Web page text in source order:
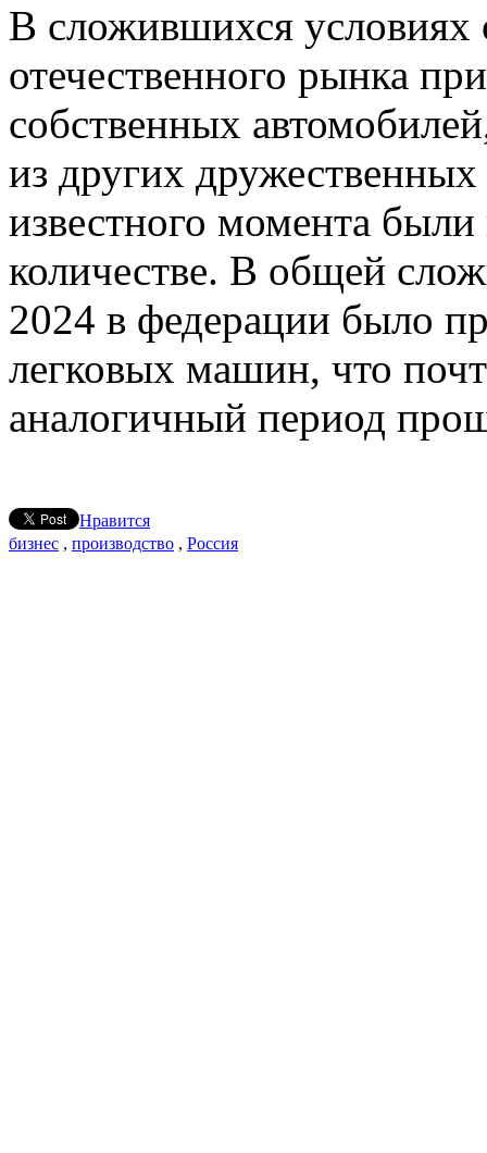
В сложившихся условиях
отечественного рынка
собственных
из других
известного момента
количестве. В общей
2024 в федерации было
легковых машин, что
аналогичный период
Нравится
бизнес , производство , Россия